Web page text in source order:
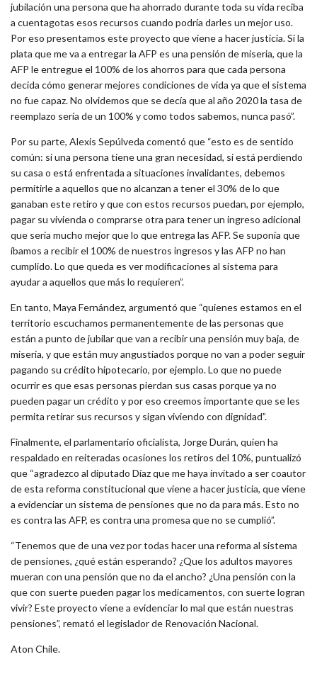
jubilación una persona que ha ahorrado durante toda su vida reciba
a cuentagotas esos recursos cuando podría darles un mejor uso.
Por eso presentamos este proyecto que viene a hacer justicia. Si la
plata que me va a entregar la AFP es una pensión de miseria, que la
AFP le entregue el 100% de los ahorros para que cada persona
decida cómo generar mejores condiciones de vida ya que el sistema
no fue capaz. No olvidemos que se decía que al año 2020 la tasa de
reemplazo sería de un 100% y como todos sabemos, nunca pasó”.
Por su parte, Alexis Sepúlveda comentó que “esto es de sentido
común: si una persona tiene una gran necesidad, si está perdiendo
su casa o está enfrentada a situaciones invalidantes, debemos
permitirle a aquellos que no alcanzan a tener el 30% de lo que
ganaban este retiro y que con estos recursos puedan, por ejemplo,
pagar su vivienda o comprarse otra para tener un ingreso adicional
que sería mucho mejor que lo que entrega las AFP. Se suponía que
íbamos a recibir el 100% de nuestros ingresos y las AFP no han
cumplido. Lo que queda es ver modificaciones al sistema para
ayudar a aquellos que más lo requieren”.
En tanto, Maya Fernández, argumentó que “quienes estamos en el
territorio escuchamos permanentemente de las personas que
están a punto de jubilar que van a recibir una pensión muy baja, de
miseria, y que están muy angustiados porque no van a poder seguir
pagando su crédito hipotecario, por ejemplo. Lo que no puede
ocurrir es que esas personas pierdan sus casas porque ya no
pueden pagar un crédito y por eso creemos importante que se les
permita retirar sus recursos y sigan viviendo con dignidad”.
Finalmente, el parlamentario oficialista, Jorge Durán, quien ha
respaldado en reiteradas ocasiones los retiros del 10%, puntualizó
que “agradezco al diputado Díaz que me haya invitado a ser coautor
de esta reforma constitucional que viene a hacer justicia, que viene
a evidenciar un sistema de pensiones que no da para más. Esto no
es contra las AFP, es contra una promesa que no se cumplió”.
“Tenemos que de una vez por todas hacer una reforma al sistema
de pensiones, ¿qué están esperando? ¿Que los adultos mayores
mueran con una pensión que no da el ancho? ¿Una pensión con la
que con suerte pueden pagar los medicamentos, con suerte logran
vivir? Este proyecto viene a evidenciar lo mal que están nuestras
pensiones”, remató el legislador de Renovación Nacional.
Aton Chile.